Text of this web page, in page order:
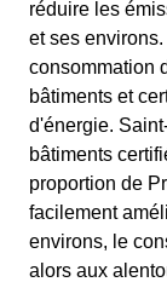
réduire les
et ses
consommation
bâtiments et
d'énergie.
bâtiments
proportion de
facilement
environs, le
alors aux